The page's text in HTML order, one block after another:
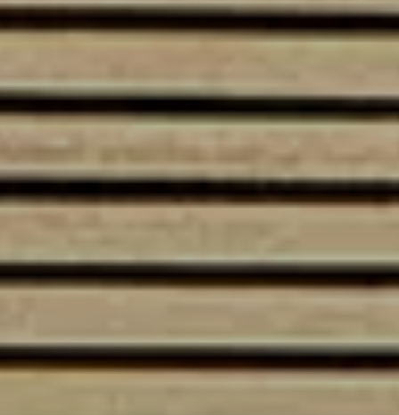
Sklep internetowy
Promocje i aktualności
Mapa i kontakt